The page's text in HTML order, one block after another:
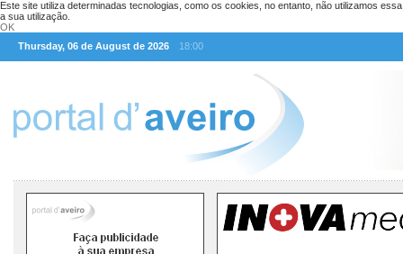
Este site utiliza determinadas tecnologias, como os cookies, no entanto, não utilizamos
a sua utilização.
OK
Thursday, 06 de August de 2026
18:00